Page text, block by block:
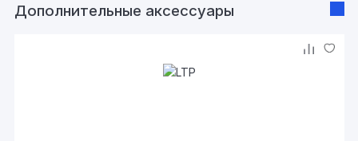
Дополнительные аксессуары